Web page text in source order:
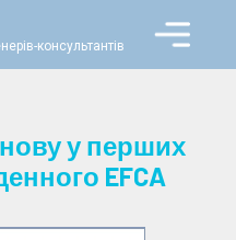
консультантів
у перших
EFCA